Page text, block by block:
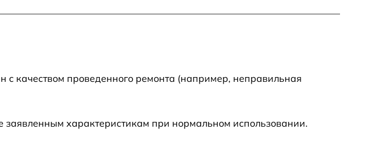
качеством проведенного ремонта (например, неправильная
заявленным характеристикам при нормальном использовании.